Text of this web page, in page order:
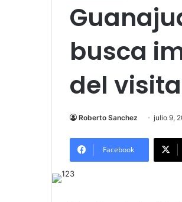
busca
del
Roberto Sanchez julio 9,
Facebook